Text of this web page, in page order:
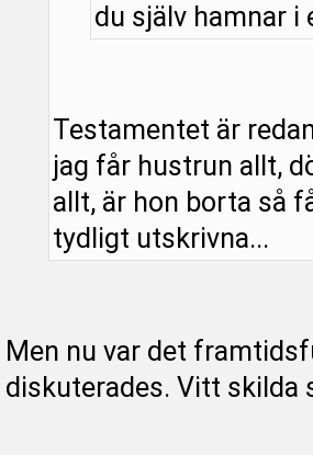
du själv hamnar
Testamentet är
jag får hustrun allt,
allt, är hon borta så
tydligt utskrivna...
Men nu var det
diskuterades. Vitt skilda